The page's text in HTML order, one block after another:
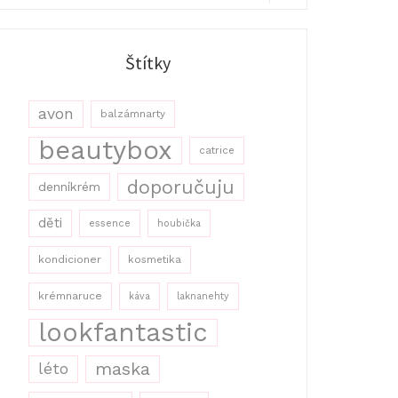
Štítky
avon balzámnarty
beautybox catrice
denníkrém doporučuju
děti essence houbička
kondicioner kosmetika
krémnaruce káva laknanehty
lookfantastic
léto maska